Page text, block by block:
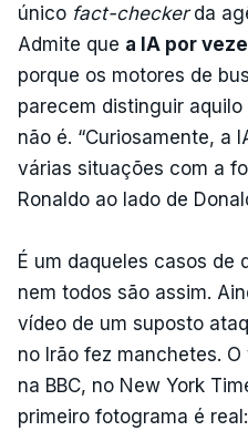
único fact-checkerda
Admite que a IA por
porque os motores de
parecem distinguir
não é. “Curiosamente, a
várias situações com a
Ronaldo ao lado de
É um daqueles casos de
nem todos são assim.
vídeo de um suposto
no Irão fez manchetes.
na BBC, no New York
primeiro fotograma é